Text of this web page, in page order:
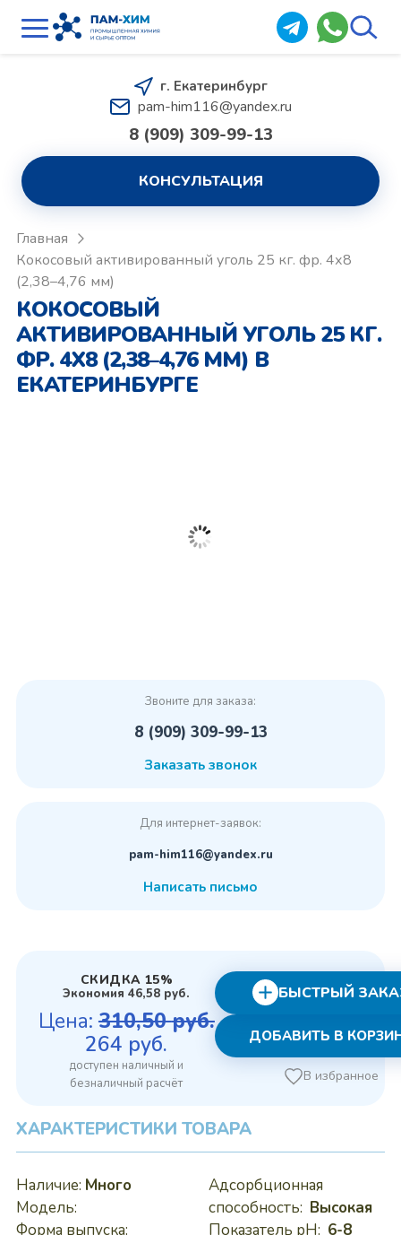
г. Екатеринбург
pam-him116@yandex.ru
8 (909) 309-99-13
КОНСУЛЬТАЦИЯ
Главная
Кокосовый активированный уголь 25 кг. фр. 4х8
(2,38–4,76 мм)
КОКОСОВЫЙ
АКТИВИРОВАННЫЙ УГОЛЬ 25 КГ.
ФР. 4Х8 (2,38–4,76 ММ) В
ЕКАТЕРИНБУРГЕ
Звоните для заказа:
8 (909) 309-99-13
Заказать звонок
Для интернет-заявок:
pam-him116@yandex.ru
Написать письмо
СКИДКА 15%
Экономия46,58 руб.
Цена: 310,50руб.
Первоначальная
цена
составляла
264 руб. Текущая
цена:
264 руб..
ДОБАВИТЬ В
БЫСТРЫЙ
В избранное
ХАРАКТЕРИСТИКИ ТОВАРА
Наличие: Много
Модель:
Форма выпуска:
Адсорбционная
способность: Высокая
Показатель pH: 6-8